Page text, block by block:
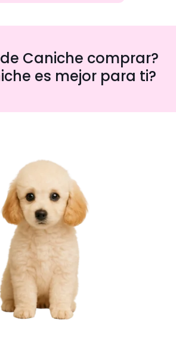
Caniche comprar?
es mejor para ti?